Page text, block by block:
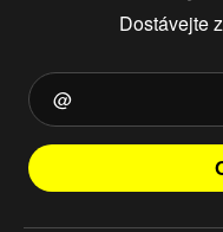
Dostávejte